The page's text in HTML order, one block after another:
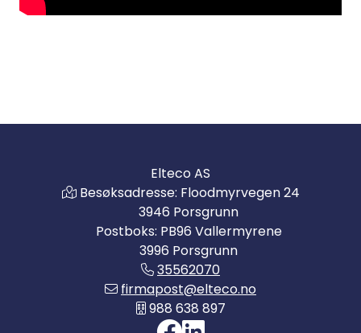
Elteco AS
Besøksadresse: Floodmyrvegen 24
3946 Porsgrunn
Postboks: PB96 Vallermyrene
3996 Porsgrunn
35562070
firmapost@elteco.no
988 638 897